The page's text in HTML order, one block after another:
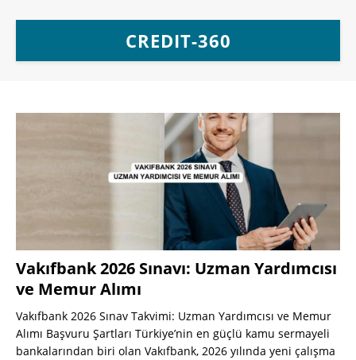
CREDIT-360
Vakıfbank 2026 Sınavı: Uzman Yardımcısı
ve Memur Alımı
Vakıfbank 2026 Sınav Takvimi: Uzman Yardımcısı ve Memur
Alımı Başvuru Şartları Türkiye’nin en güçlü kamu sermayeli
bankalarından biri olan Vakıfbank, 2026 yılında yeni çalışma